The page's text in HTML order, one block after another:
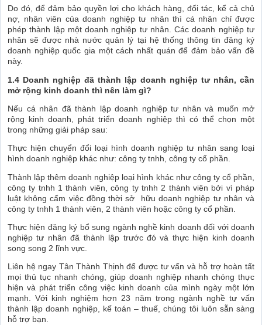
Do đó, để đảm bảo quyền lợi cho khách hàng, đối tác, kể cả chủ
nợ, nhân viên của doanh nghiệp tư nhân thì cá nhân chỉ được
phép thành lập một doanh nghiệp tư nhân. Các doanh nghiệp tư
nhân sẽ được nhà nước quản lý tại hệ thống thông tin đăng ký
doanh nghiệp quốc gia một cách nhất quán để đảm bảo vấn đề
này.
1.4 Doanh nghiệp đã thành lập doanh nghiệp tư nhân, cần
mở rộng kinh doanh thì nên làm gì?
Nếu cá nhân đã thành lập doanh nghiệp tư nhân và muốn mở
rộng kinh doanh, phát triển doanh nghiệp thì có thể chọn một
trong những giải pháp sau:
Thực hiện chuyển đổi loại hình doanh nghiệp tư nhân sang loại
hình doanh nghiệp khác như: công ty tnhh, công ty cổ phần.
Thành lập thêm doanh nghiệp loại hình khác như công ty cổ phần,
công ty tnhh 1 thành viên, công ty tnhh 2 thành viên bởi vì pháp
luật không cấm việc đồng thời sở hữu doanh nghiệp tư nhân và
công ty tnhh 1 thành viên, 2 thành viên hoặc công ty cổ phần.
Thực hiện đăng ký bổ sung ngành nghề kinh doanh đối với doanh
nghiệp tư nhân đã thành lập trước đó và thực hiện kinh doanh
song song 2 lĩnh vực.
Liên hệ ngay Tân Thành Thịnh để được tư vấn và hỗ trợ hoàn tất
mọi thủ tục nhanh chóng, giúp doanh nghiệp nhanh chóng thực
hiện và phát triển công việc kinh doanh của mình ngày một lớn
mạnh. Với kinh nghiệm hơn 23 năm trong ngành nghề tư vấn
thành lập doanh nghiệp, kế toán – thuế, chúng tôi luôn sẵn sàng
hỗ trợ bạn.